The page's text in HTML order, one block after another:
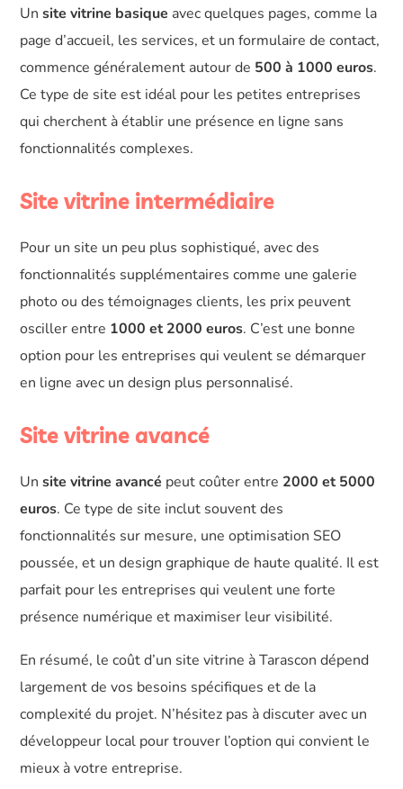
Unsite vitrine basique avec quelques pages, comme la
page d’accueil, les services, et un formulaire de contact,
commence généralement autour de 500 à 1000 euros.
Ce type de site est idéal pour les petites entreprises
qui cherchent à établir une présence en ligne sans
fonctionnalités complexes.
Site vitrine intermédiaire
Pour un site un peu plus sophistiqué, avec des
fonctionnalités supplémentaires comme une galerie
photo ou des témoignages clients, les prix peuvent
osciller entre 1000 et 2000 euros. C’est une bonne
option pour les entreprises qui veulent se démarquer
en ligne avec un design plus personnalisé.
Site vitrine avancé
Unsite vitrine avancé peut coûter entre 2000 et 5000
euros. Ce type de site inclut souvent des
fonctionnalités sur mesure, une optimisation SEO
poussée, et un design graphique de haute qualité. Il est
parfait pour les entreprises qui veulent une forte
présence numérique et maximiser leur visibilité.
En résumé, le coût d’un site vitrine à Tarascon dépend
largement de vos besoins spécifiques et de la
complexité du projet. N’hésitez pas à discuter avec un
développeur local pour trouver l’option qui convient le
mieux à votre entreprise.